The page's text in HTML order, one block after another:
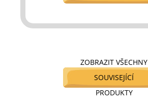
ZOBRAZIT VŠECHNY
SOUVISEJÍCÍ
PRODUKTY